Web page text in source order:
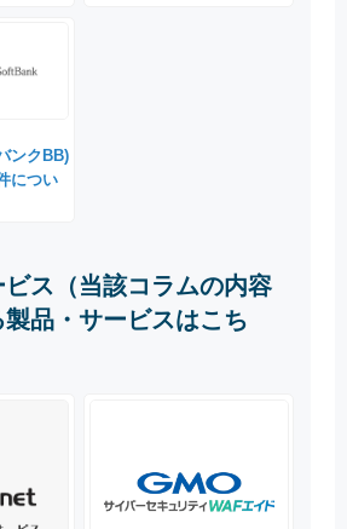
ンクBB)
につい
ス（当該コラムの内容
製品・サービスはこち